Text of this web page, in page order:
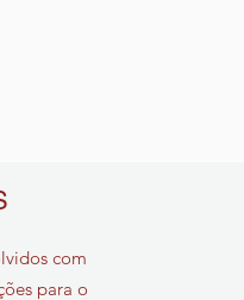
com
para o